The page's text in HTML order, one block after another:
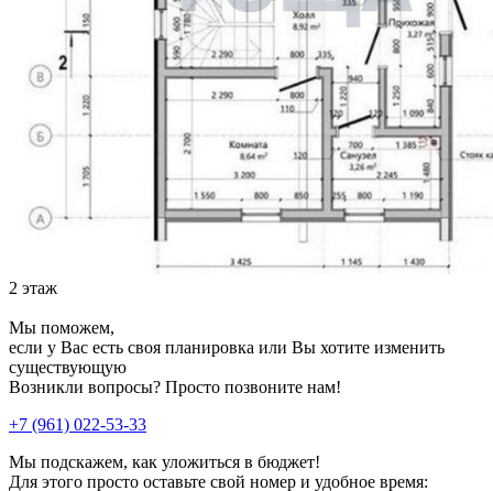
2 этаж
Мы поможем,
если у Вас есть своя планировка или Вы хотите изменить
существующую
Возникли вопросы? Просто позвоните нам!
+7 (961) 022-53-33
Мы подскажем, как уложиться в бюджет!
Для этого просто оставьте свой номер и удобное время: